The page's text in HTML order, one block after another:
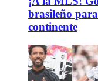
brasileño
continente